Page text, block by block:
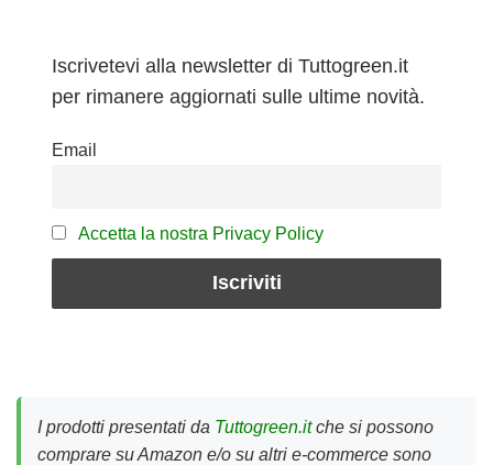
Iscrivetevi alla newsletter di Tuttogreen.it
per rimanere aggiornati sulle ultime novità.
Email
Accetta la nostra Privacy Policy
I prodotti presentati da Tuttogreen.itche si possono
comprare su Amazon e/o su altri e-commerce sono